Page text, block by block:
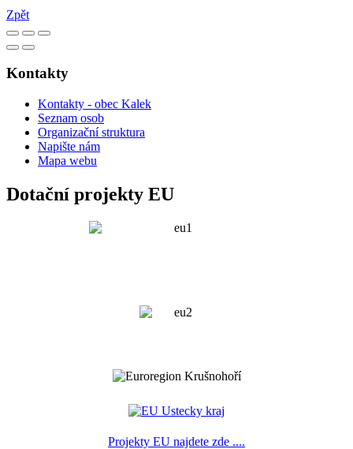
Zpět
Kontakty
Kontakty - obec Kalek
Seznam osob
Organizační struktura
Napište nám
Mapa webu
Dotační projekty EU
Projekty EU najdete zde ....